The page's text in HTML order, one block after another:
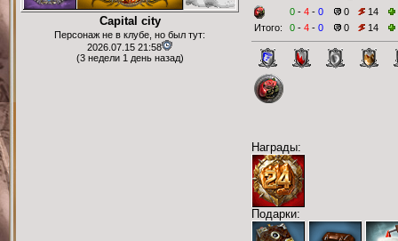
Capital city
Персонаж не в клубе, но был тут:
2026.07.15 21:58
(3 недели 1 день назад)
0 - 4 - 0 0
14
Итого:
0 - 4 - 0 0 14
Награды:
Подарки: